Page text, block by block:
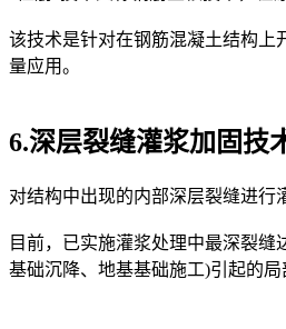
该技术是针对在钢筋混凝土结构上
量应用。
6.深层裂缝灌浆加固技
对结构中出现的内部深层裂缝进行
目前，已实施灌浆处理中最深裂
基础沉降、地基基础施工)引起的